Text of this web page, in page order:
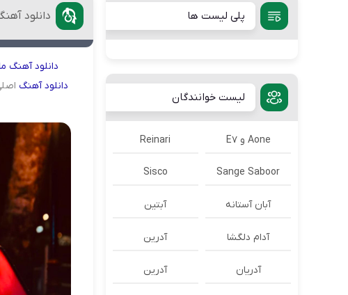
دانلود آهنگ
دانلودآهنگ
دانلودآهنگ
پلی لیست ها
لیست خوانندگان
Aone و E7 Reinari
Sange Saboor
Sisco
آبان آستانه آبتین
آدام دلگشا آدرين
آدریان آدرین